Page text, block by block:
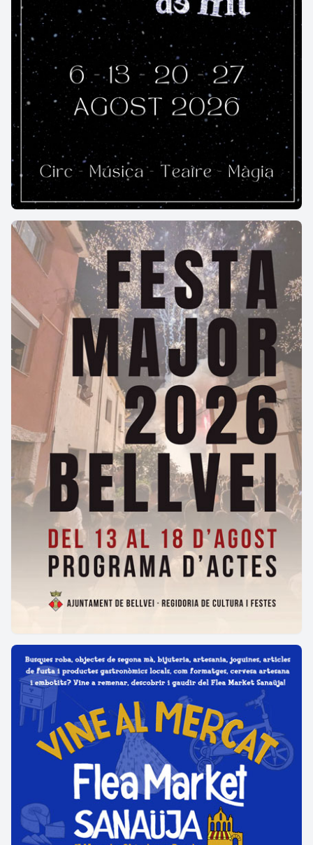
El Rosendo es va començar a fer càrrec de la finca i
de la masia als anys 50 i la varen plantar d'arbres
fruiters als anys 70, plantada que encara cultiva
avui el seu fill Ramon.
Em comenta que sempre s'ha sentit molt bé a la
masia, que això li ha donat llibertat per fer el que ha
volgut. Recorda aquells temps de privacions quan
de jove el seu pare li deia "mira nen, si no vas al cine
a Anglesola estalviarem 5 rals". Diu el Rosendo que
deixava d'anar al cine per estalviar aquells rals i
llavors anaven amb el Benido Farré de la masia del
Cantí a follar nius i s'ho passaven d'allò més bé.
El Rosendo acaba la grata conversa que hem tingut
un matí d'hivern amb un contundent..."Estic molt bé
a la masia."